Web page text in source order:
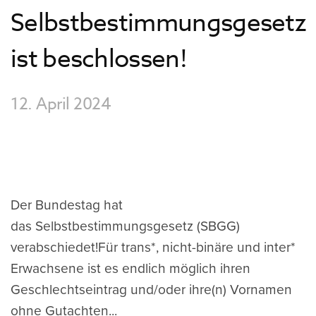
Selbstbestimmungsgesetz
ist beschlossen!
12. April 2024
Der Bundestag hat
das Selbstbestimmungsgesetz (SBGG)
verabschiedet!Für trans*, nicht-binäre und inter*
Erwachsene ist es endlich möglich ihren
Geschlechtseintrag und/oder ihre(n) Vornamen
ohne Gutachten...